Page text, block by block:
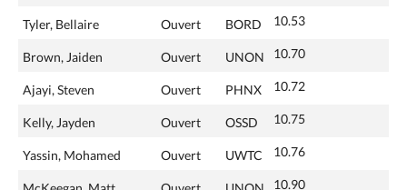
Tyler, Bellaire Ouvert BORD 10.53
Brown, Jaiden Ouvert UNON 10.70
Ajayi, Steven Ouvert PHNX 10.72
Kelly, Jayden Ouvert OSSD 10.75
Yassin, Mohamed Ouvert UWTC 10.76
10.90